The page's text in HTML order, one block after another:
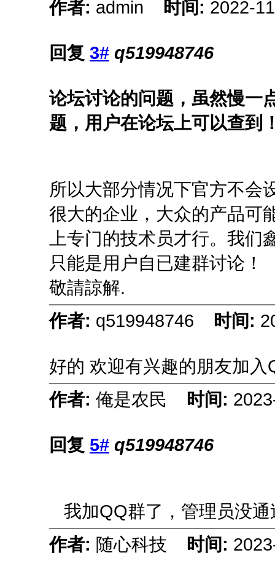
作者: admin 时间: 2022-
回复 3# q519948746
论坛讨论的问题，虽然慢一
题，用户在论坛上可以查到
所以大部分情况下官方不会
很大的企业，大众的产品可
上专门的技术员才行。我们
只能是用户自已建群讨论！
敬請諒解.
作者: q519948746 时间:
好的 欢迎有兴趣的朋友加
作者: 俺是农民 时间:
回复 5# q519948746
我加QQ群了，管理员没
作者: 随心科技 时间: